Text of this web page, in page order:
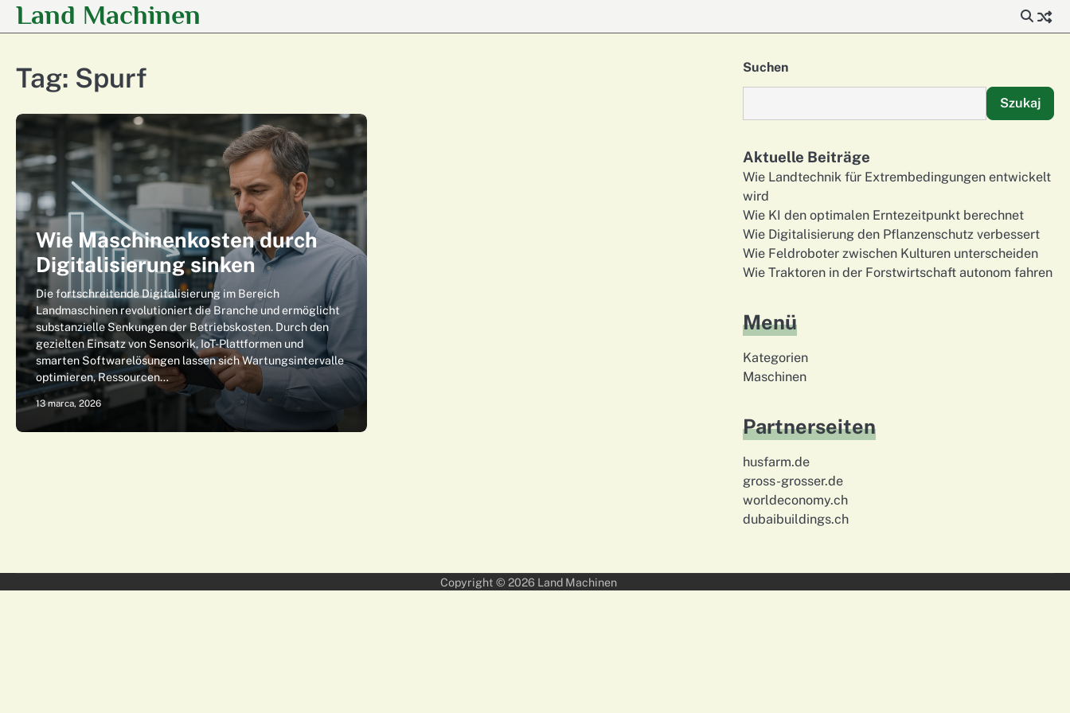
SkipLand Machinen
Tag: Spurf
Wie Maschinenkosten durch
Digitalisierung sinken
Die fortschreitende Digitalisierung im Bereich
Landmaschinen revolutioniert die Branche und ermöglicht
substanzielle Senkungen der Betriebskosten. Durch den
gezielten Einsatz von Sensorik, IoT-Plattformen und
smarten Softwarelösungen lassen sich Wartungsintervalle
optimieren, Ressourcen…
13 marca, 2026
Suchen
Szukaj
Aktuelle Beiträge
Wie Landtechnik für Extrembedingungen entwickelt
wird
Wie KI den optimalen Erntezeitpunkt berechnet
Wie Digitalisierung den Pflanzenschutz verbessert
Wie Feldroboter zwischen Kulturen unterscheiden
Wie Traktoren in der Forstwirtschaft autonom fahren
Menü
Kategorien
Maschinen
Partnerseiten
husfarm.de
gross-grosser.de
worldeconomy.ch
dubaibuildings.ch
Copyright © 2026 Land Machinen